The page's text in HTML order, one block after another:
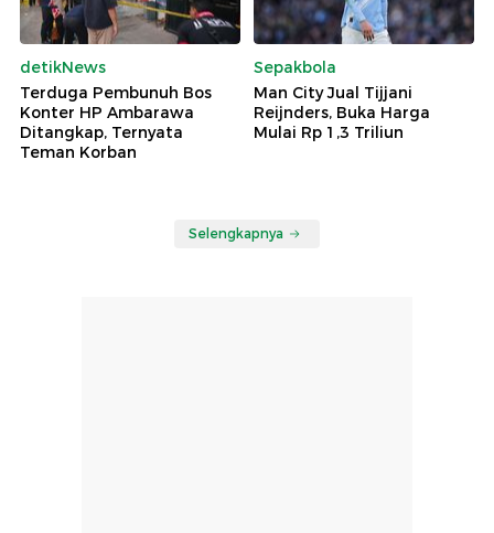
detikNews
Terduga Pembunuh Bos
Konter HP Ambarawa
Ditangkap, Ternyata
Teman Korban
Sepakbola
Man City Jual Tijjani
Reijnders, Buka Harga
Mulai Rp 1,3 Triliun
Selengkapnya